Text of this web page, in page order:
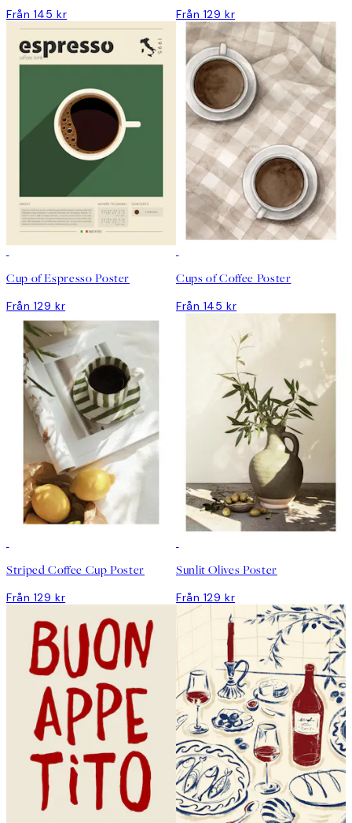
Från 145 kr Från 129 kr
Cup of Espresso Poster
Från 129 kr
Cups of Coffee Poster
Från 145 kr
Striped Coffee Cup Poster
Från 129 kr
Sunlit Olives Poster
Från 129 kr